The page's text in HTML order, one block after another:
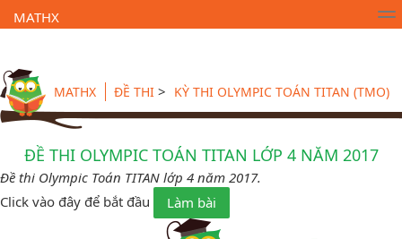
MATHX
MATHX ĐỀ THI > KỲ THI OLYMPIC TOÁN TITAN (TMO)
ĐỀ THI OLYMPIC TOÁN TITAN LỚP 4 NĂM 2017
Đề thi Olympic Toán TITAN lớp 4 năm 2017.
Click vào đây để bắt đầu
Làm bài